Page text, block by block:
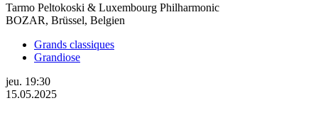
Tarmo Peltokoski & Luxembourg Philharmonic
BOZAR, Brüssel, Belgien
Grands classiques
Grandiose
jeu. 19:30
15.05.2025